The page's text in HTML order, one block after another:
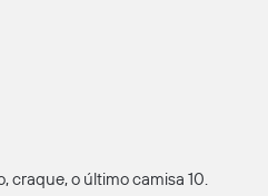
craque, o último camisa 10.